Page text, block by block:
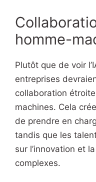
homme-
Plutôt que de voir
entreprises
collaboration
machines. Cela
de prendre en
tandis que les
sur l’innovation et
complexes.